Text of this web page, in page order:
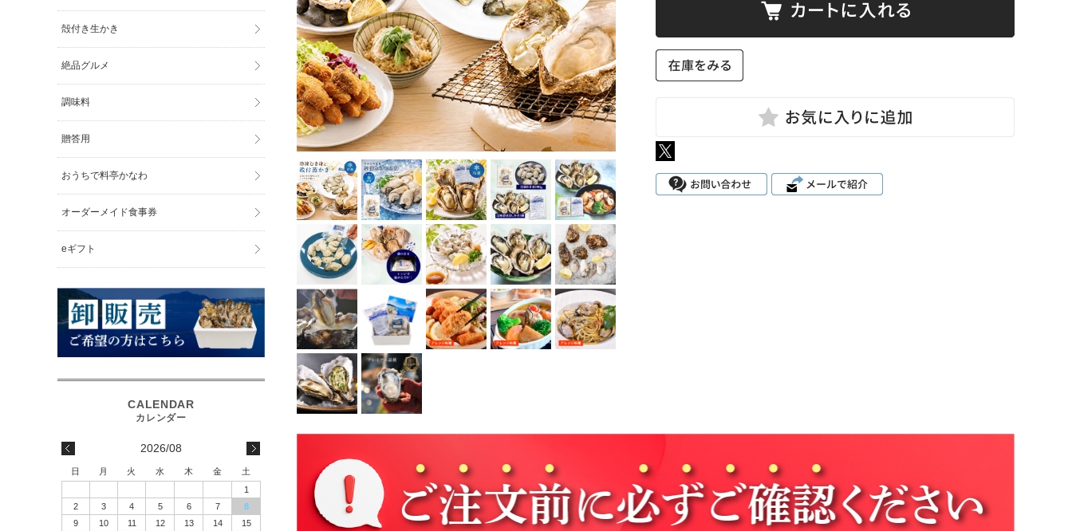
殻付き生かき
絶品グルメ
調味料
贈答用
おうちで料亭かなわ
オーダーメイド食事券
eギフト
2026/08
日 月 火 水 木 金
土
1
2
3 4 5 6 7
8
9
10 11 12 13 14
15